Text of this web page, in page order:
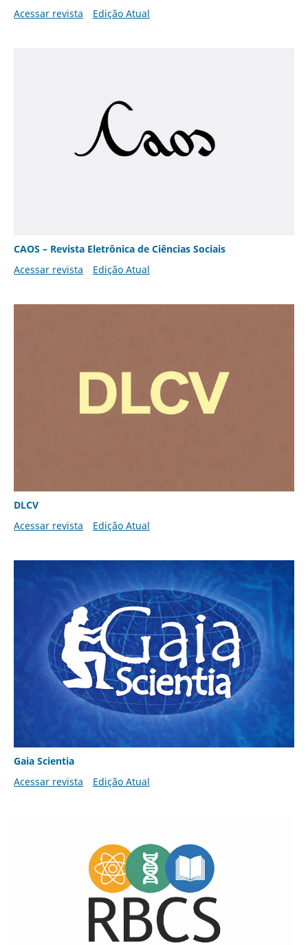
Acessar revista
Edição Atual
CAOS – Revista Eletrônica de Ciências Sociais
Acessar revista
Edição Atual
DLCV
Acessar revista
Edição Atual
Gaia Scientia
Acessar revista
Edição Atual